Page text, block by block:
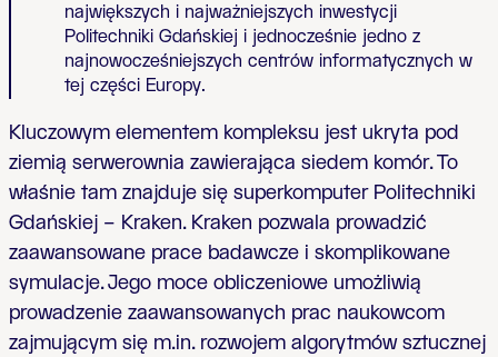
największych i najważniejszych inwestycji
Politechniki Gdańskiej i jednocześnie jedno z
najnowocześniejszych centrów informatycznych w
tej części Europy.
Kluczowym elementem kompleksu jest ukryta pod
ziemią serwerownia zawierająca siedem komór. To
właśnie tam znajduje się superkomputer Politechniki
Gdańskiej – Kraken. Kraken pozwala prowadzić
zaawansowane prace badawcze i skomplikowane
symulacje. Jego moce obliczeniowe umożliwią
prowadzenie zaawansowanych prac naukowcom
zajmującym się m.in. rozwojem algorytmów sztucznej